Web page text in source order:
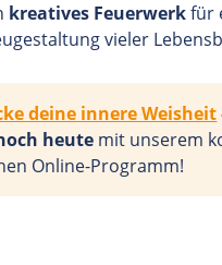
kreatives Feuerwerkfür
vieler
deine innere Weisheit
heute mit unserem
Online-Programm!